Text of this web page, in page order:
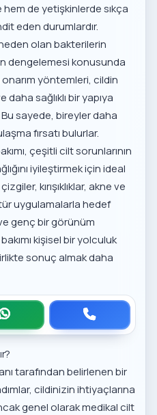
de yetişkinlerde sıkça
eden durumlardır.
olan bakterilerin
dengelemesi konusunda
yöntemleri, cildin
sağlıklı bir yapıya
Bu sayede, bireyler daha
fırsatı bulurlar.
çeşitli cilt sorunlarının
iyileştirmek için ideal
kırışıklıklar, akne ve
uygulamalarla hedef
genç bir görünüm
kişisel bir yolculuk
sonuç almak daha
tarafından belirlenen bir
cildinizin ihtiyaçlarına
genel olarak medikal cilt